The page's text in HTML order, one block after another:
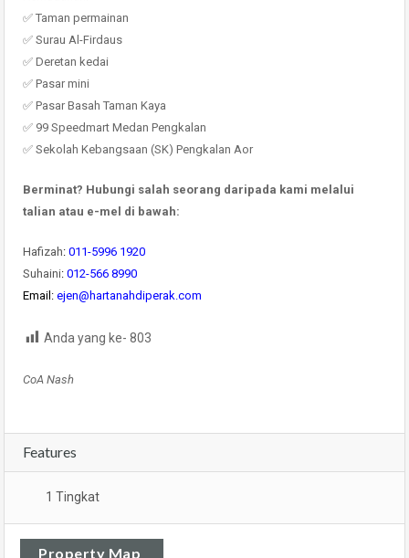
✅ Taman permainan
✅ Surau Al-Firdaus
✅ Deretan kedai
✅ Pasar mini
✅ Pasar Basah Taman Kaya
✅ 99 Speedmart Medan Pengkalan
✅ Sekolah Kebangsaan (SK) Pengkalan Aor
Berminat? Hubungi salah seorang daripada kami melalui
talian atau e-mel di bawah:
Hafizah: 011-5996 1920
Suhaini: 012-566 8990
Email: ejen@hartanahdiperak.com
Anda yang ke- 803
CoA Nash
Features
1 Tingkat
Property Map